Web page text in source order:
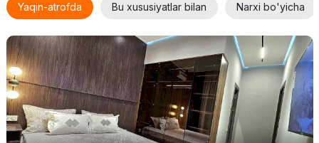
Yaqin-atrofda Bu xususiyatlar bilan Narxi bo'yicha